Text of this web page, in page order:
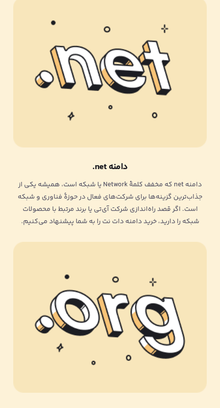
دامنه net.
دامنه net که مخفف کلمۀ Network یا شبکه است، همیشه یکی از
جذاب‌ترین گزینه‌ها برای شرکت‌های فعال در حوزۀ فناوری و شبکه
است. اگر قصد راه‌اندازی شرکت آی‌تی یا برند مرتبط با محصولات
شبکه را دارید، خرید دامنه دات نت را به شما پیشنهاد می‌کنیم.